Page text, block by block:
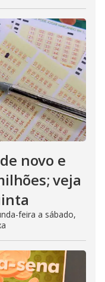
novo e
veja
feira a sábado,